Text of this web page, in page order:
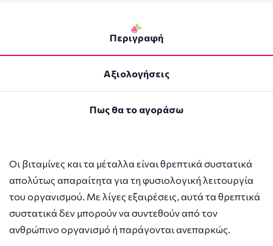
Περιγραφή
Αξιολογήσεις
Πως θα το αγοράσω
Οι βιταμίνες και τα μέταλλα είναι θρεπτικά συστατικά
απολύτως απαραίτητα για τη φυσιολογική λειτουργία
του οργανισμού. Με λίγες εξαιρέσεις, αυτά τα θρεπτικά
συστατικά δεν μπορούν να συντεθούν από τον
ανθρώπινο οργανισμό ή παράγονται ανεπαρκώς.